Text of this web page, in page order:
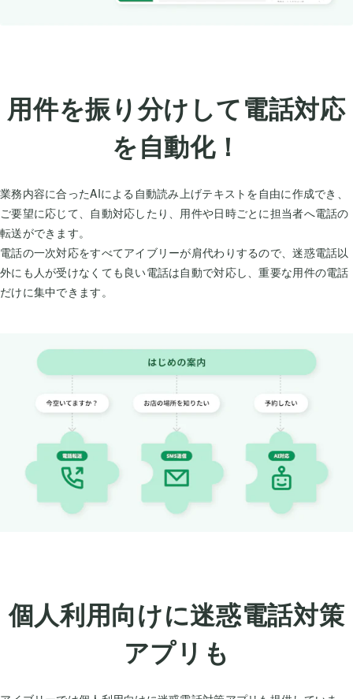
用件を振り分けして電話対応
を自動化！
業務内容に合ったAIによる自動読み上げテキストを自由に作成でき、
ご要望に応じて、自動対応したり、用件や日時ごとに担当者へ電話の
転送ができます。
電話の一次対応をすべてアイブリーが肩代わりするので、迷惑電話以
外にも人が受けなくても良い電話は自動で対応し、重要な用件の電話
だけに集中できます。
個人利用向けに迷惑電話対策
アプリも